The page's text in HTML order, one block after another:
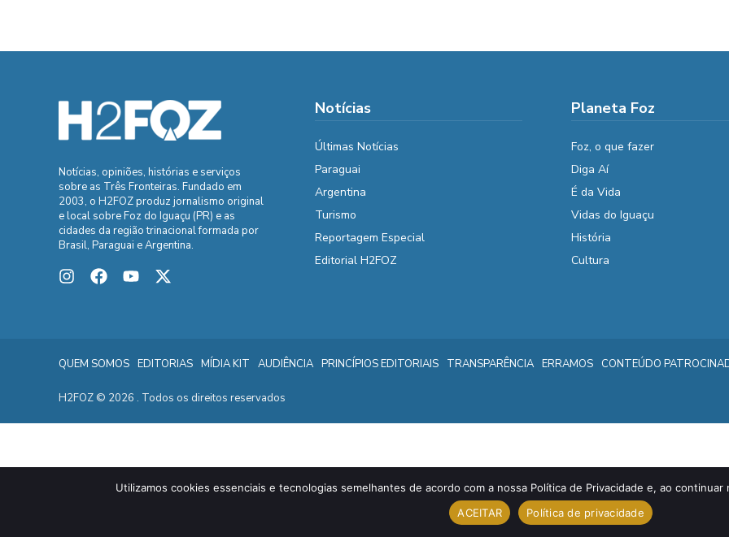
Notícias, opiniões, histórias e serviços
sobre as Três Fronteiras. Fundado em
2003, o H2FOZ produz jornalismo original
e local sobre Foz do Iguaçu (PR) e as
cidades da região trinacional formada por
Brasil, Paraguai e Argentina.
Notícias
Últimas Notícias
Paraguai
Argentina
Turismo
Reportagem Especial
Editorial H2FOZ
Planeta Foz
Foz, o que fazer
Diga Aí
É da Vida
Vidas do Iguaçu
História
Cultura
QUEM SOMOS EDITORIAS MÍDIA KIT AUDIÊNCIA PRINCÍPIOS EDITORIAIS TRANSPARÊNCIA ERRAMOS CONTEÚDO
H2FOZ © 2026 . Todos os direitos reservados
Utilizamos cookies essenciais e tecnologias semelhantes de acordo com a nossa Política de Privacidade e, ao
ACEITAR
Política de privacidade